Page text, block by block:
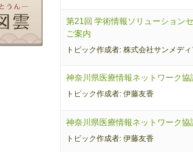
第21回 学術情報ソリューション
ご案内
トピック作成者: 株式会社サンメディ
神奈川県医療情報ネットワーク
トピック作成者: 伊藤友香
神奈川県医療情報ネットワーク
トピック作成者: 伊藤友香